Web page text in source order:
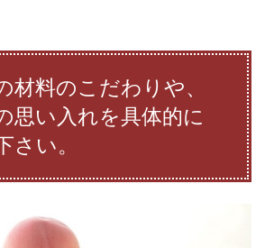
材料のこだわりや、
思い入れを具体的に
さい。